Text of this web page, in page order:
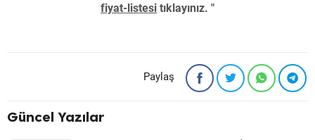
fiyat-listesi tıklayınız. "
Paylaş
Güncel Yazılar